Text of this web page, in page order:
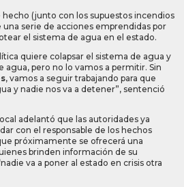
(junto con los supuestos incendios
serie de acciones emprendidas por
el sistema de agua en el estado.
quiere colapsar el sistema de agua y
agua, pero no lo vamos a permitir. Sin
, vamos a seguir trabajando para que
y nadie nos va a detener”, sentenció
adelantó que las autoridades ya
con el responsable de los hechos
próximamente se ofrecerá una
brinden información de su
va a poner al estado en crisis otra